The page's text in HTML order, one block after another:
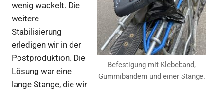
Befestigung mit Klebeband,
Gummibändern und einer Stange.
wenig wackelt. Die
weitere
Stabilisierung
erledigen wir in der
Postproduktion. Die
Lösung war eine
lange Stange, die wir